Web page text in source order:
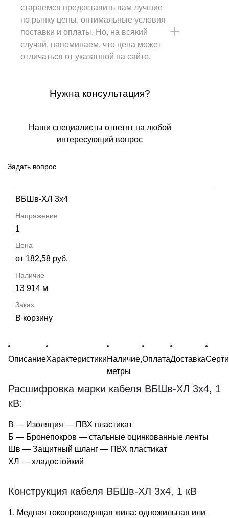
стараемся предоставить вам лучшие
по рынку цены, оптимальные условия
поставки и оплаты. Но, на всякий
случай, напоминаем, что цена может
отличаться от указанной на сайте.
Нужна консультация?
Наши специалисты ответят на любой
интересующий вопрос
Задать вопрос
ВБШв-ХЛ 3х4
1
от 182,58 руб.
13 914 м
В корзину
ОписаниеХарактеристикиНаличие,
метры
ОплатаДоставка
Расшифровка марки кабеля ВБШв-ХЛ 3х4, 1
кВ:
В — Изоляция — ПВХ пластикат
Б — Бронепокров — стальные оцинкованные ленты
Шв — Защитный шланг — ПВХ пластикат
ХЛ — хладостойкий
Конструкция кабеля ВБШв-ХЛ 3х4, 1 кВ
1. Медная токопроводящая жила: одножильная или